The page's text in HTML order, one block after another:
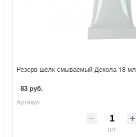
Резерв шелк смываемый Декола 18 мл
83 руб.
Артикул
шт